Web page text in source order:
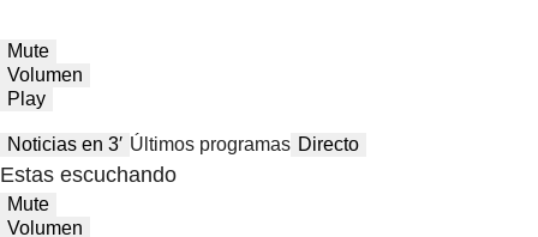
Mute
Volumen
Play
Noticias en 3′ Últimos programas Directo
Estas escuchando
Mute
Volumen